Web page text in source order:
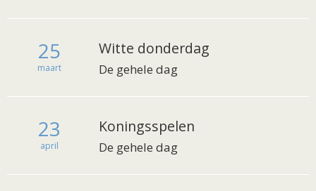
25
maart
Witte donderdag
De gehele dag
23
april
Koningsspelen
De gehele dag